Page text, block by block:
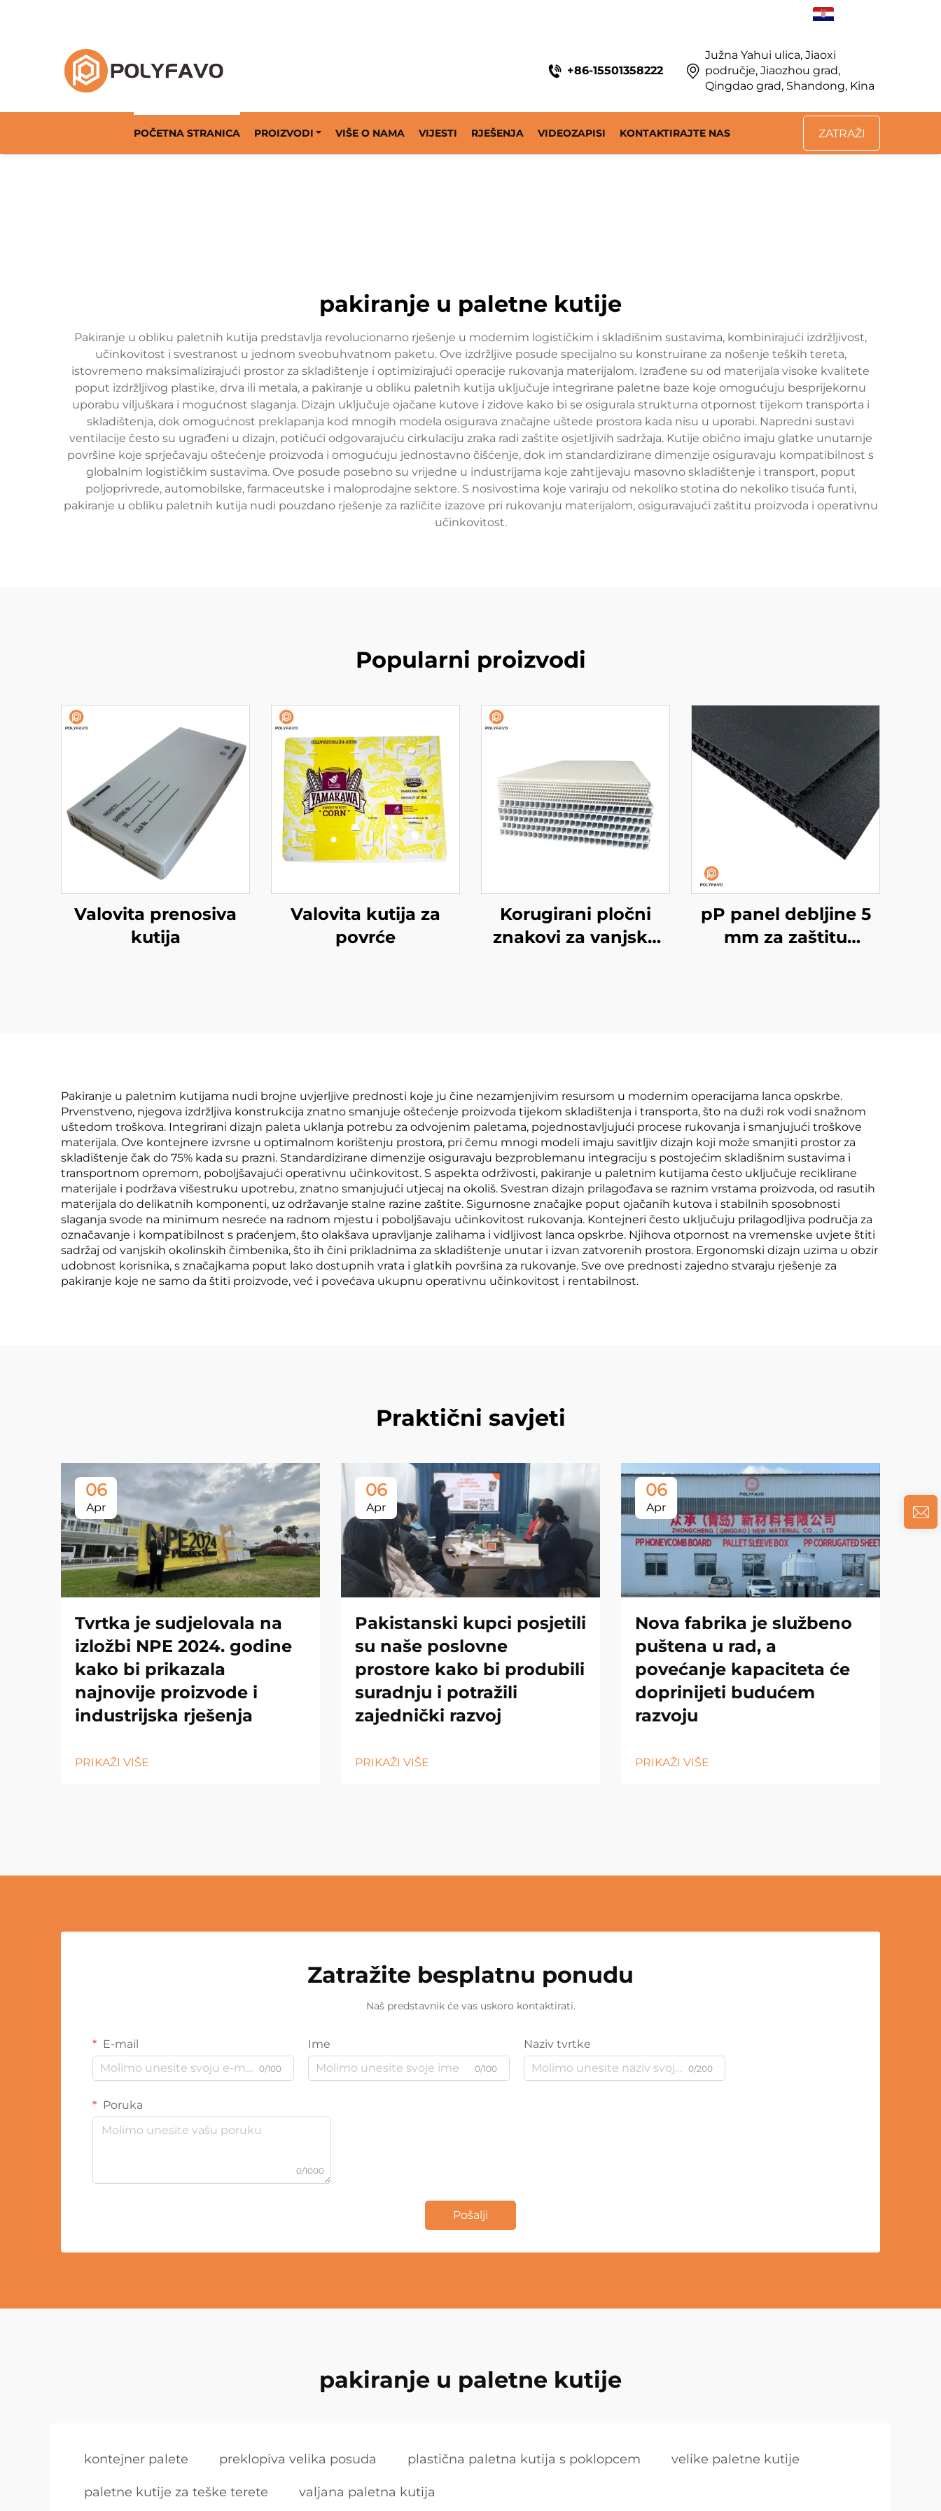
+86-15501358222
Južna Yahui ulica, Jiaoxi
područje, Jiaozhou grad,
Qingdao grad, Shandong, Kina
POČETNA STRANICA PROIZVODI VIŠE O NAMA VIJESTI RJEŠENJA VIDEOZAPISI KONTAKTIRAJTE NAS ZATRAŽI
pakiranje u paletne kutije
Pakiranje u obliku paletnih kutija predstavlja revolucionarno rješenje u modernim logističkim i skladišnim sustavima, kombinirajući izdržljivost,
učinkovitost i svestranost u jednom sveobuhvatnom paketu. Ove izdržljive posude specijalno su konstruirane za nošenje teških tereta,
istovremeno maksimalizirajući prostor za skladištenje i optimizirajući operacije rukovanja materijalom. Izrađene su od materijala visoke kvalitete
poput izdržljivog plastike, drva ili metala, a pakiranje u obliku paletnih kutija uključuje integrirane paletne baze koje omogućuju besprijekornu
uporabu viljuškara i mogućnost slaganja. Dizajn uključuje ojačane kutove i zidove kako bi se osigurala strukturna otpornost tijekom transporta i
skladištenja, dok omogućnost preklapanja kod mnogih modela osigurava značajne uštede prostora kada nisu u uporabi. Napredni sustavi
ventilacije često su ugrađeni u dizajn, potičući odgovarajuću cirkulaciju zraka radi zaštite osjetljivih sadržaja. Kutije obično imaju glatke unutarnje
površine koje sprječavaju oštećenje proizvoda i omogućuju jednostavno čišćenje, dok im standardizirane dimenzije osiguravaju kompatibilnost s
globalnim logističkim sustavima. Ove posude posebno su vrijedne u industrijama koje zahtijevaju masovno skladištenje i transport, poput
poljoprivrede, automobilske, farmaceutske i maloprodajne sektore. S nosivostima koje variraju od nekoliko stotina do nekoliko tisuća funti,
pakiranje u obliku paletnih kutija nudi pouzdano rješenje za različite izazove pri rukovanju materijalom, osiguravajući zaštitu proizvoda i operativnu
učinkovitost.
Popularni proizvodi
Valovita prenosiva
kutija
Valovita kutija za
povrće
Korugirani pločni
znakovi za vanjsku
pP panel debljine 5
mm za zaštitu
Pakiranje u paletnim kutijama nudi brojne uvjerljive prednosti koje ju čine nezamjenjivim resursom u modernim operacijama lanca opskrbe.
Prvenstveno, njegova izdržljiva konstrukcija znatno smanjuje oštećenje proizvoda tijekom skladištenja i transporta, što na duži rok vodi snažnom
uštedom troškova. Integrirani dizajn paleta uklanja potrebu za odvojenim paletama, pojednostavljujući procese rukovanja i smanjujući troškove
materijala. Ove kontejnere izvrsne u optimalnom korištenju prostora, pri čemu mnogi modeli imaju savitljiv dizajn koji može smanjiti prostor za
skladištenje čak do 75% kada su prazni. Standardizirane dimenzije osiguravaju bezproblemanu integraciju s postojećim skladišnim sustavima i
transportnom opremom, poboljšavajući operativnu učinkovitost. S aspekta održivosti, pakiranje u paletnim kutijama često uključuje reciklirane
materijale i podržava višestruku upotrebu, znatno smanjujući utjecaj na okoliš. Svestran dizajn prilagođava se raznim vrstama proizvoda, od rasutih
materijala do delikatnih komponenti, uz održavanje stalne razine zaštite. Sigurnosne značajke poput ojačanih kutova i stabilnih sposobnosti
slaganja svode na minimum nesreće na radnom mjestu i poboljšavaju učinkovitost rukovanja. Kontejneri često uključuju prilagodljiva područja za
označavanje i kompatibilnost s praćenjem, što olakšava upravljanje zalihama i vidljivost lanca opskrbe. Njihova otpornost na vremenske uvjete štiti
sadržaj od vanjskih okolinskih čimbenika, što ih čini prikladnima za skladištenje unutar i izvan zatvorenih prostora. Ergonomski dizajn uzima u obzir
udobnost korisnika, s značajkama poput lako dostupnih vrata i glatkih površina za rukovanje. Sve ove prednosti zajedno stvaraju rješenje za
pakiranje koje ne samo da štiti proizvode, već i povećava ukupnu operativnu učinkovitost i rentabilnost.
Praktični savjeti
06
Apr
Tvrtka je sudjelovala na
izložbi NPE 2024. godine
kako bi prikazala
najnovije proizvode i
industrijska rješenja
PRIKAŽI VIŠE
06
Apr
Pakistanski kupci posjetili
su naše poslovne
prostore kako bi produbili
suradnju i potražili
zajednički razvoj
PRIKAŽI VIŠE
06
Apr
Nova fabrika je službeno
puštena u rad, a
povećanje kapaciteta će
doprinijeti budućem
razvoju
PRIKAŽI VIŠE
Zatražite besplatnu ponudu
Naš predstavnik će vas uskoro kontaktirati.
E-mail
0/100
Ime
0/100
Naziv tvrtke
0/200
Poruka
0/1000
Pošalji
pakiranje u paletne kutije
kontejner palete preklopiva velika posuda plastična paletna kutija s poklopcem velike paletne kutije
paletne kutije za teške terete valjana paletna kutija